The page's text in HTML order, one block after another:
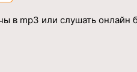
в mp3 или слушать онлайн